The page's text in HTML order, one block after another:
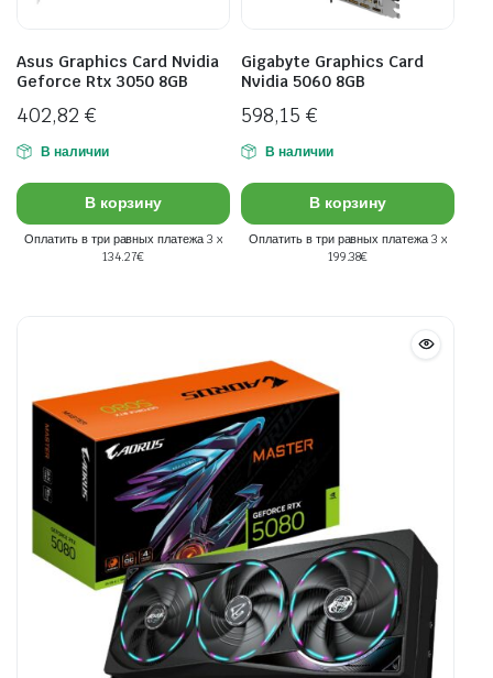
Asus Graphics Card Nvidia
Geforce Rtx 3050 8GB
402,82 €
В наличии
В корзину
Оплатить в три равных платежа 3 x
134.27€
Gigabyte Graphics Card
Nvidia 5060 8GB
598,15 €
В наличии
В корзину
Оплатить в три равных платежа 3 x
199.38€